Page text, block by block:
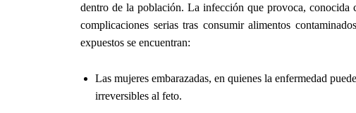
dentro de la población. La infección que provoca,
complicaciones serias tras consumir alimentos
expuestos se encuentran:
Las mujeres embarazadas, en quienes la enfermedad
irreversibles al feto.